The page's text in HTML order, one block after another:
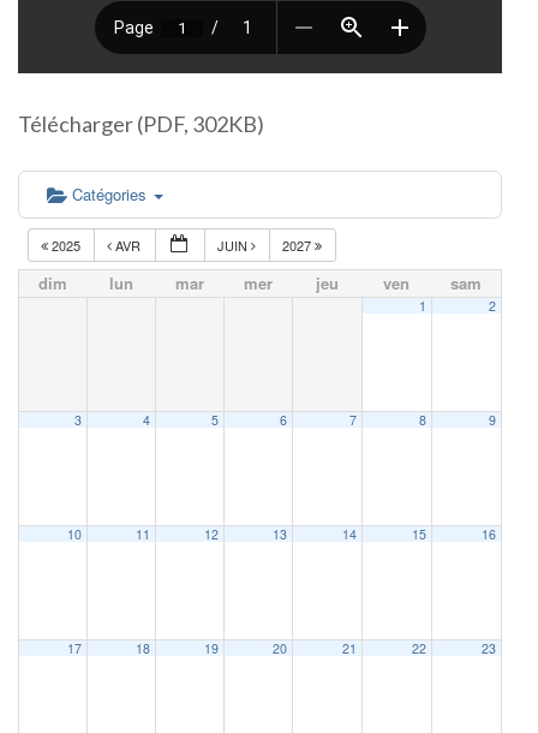
Télécharger (PDF, 302KB)
Catégories
2025 AVR JUIN 2027
dim lun mar mer jeu ven sam
1 2
3 4 5 6 7 8 9
10 11 12 13 14 15 16
17 18 19 20 21 22 23